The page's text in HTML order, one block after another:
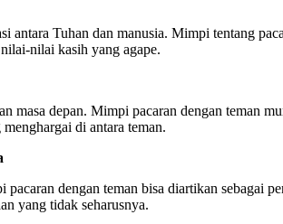
Tuhan dan manusia. Mimpi tentang
nilai kasih yang agape.
depan. Mimpi pacaran dengan teman
di antara teman.
dengan teman bisa diartikan sebagai
yang tidak seharusnya.